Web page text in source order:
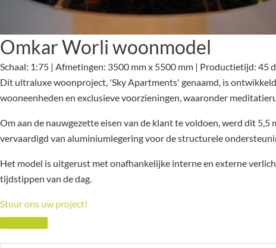
Omkar Worli woonmodel
Schaal: 1:75 | Afmetingen: 3500 mm x 5500 mm | Productietijd: 45
Dit ultraluxe woonproject, 'Sky Apartments' genaamd, is
wooneenheden en exclusieve voorzieningen, waaronder
Om aan de nauwgezette eisen van de klant te voldoen, werd dit
vervaardigd van aluminiumlegering voor de structurele
Het model is uitgerust met onafhankelijke interne en externe
tijdstippen van de dag.
Stuur ons uw project!